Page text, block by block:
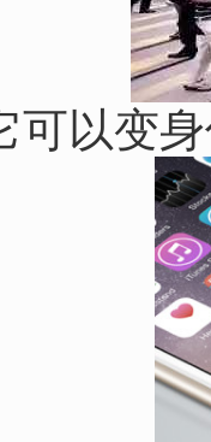
可以变